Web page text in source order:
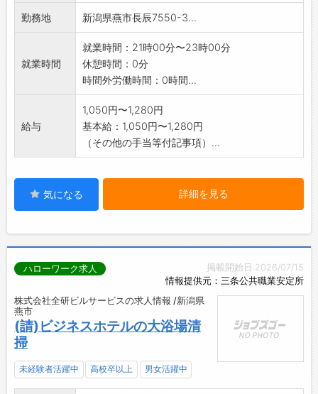
勤務地 新潟県燕市長辰7550-3...
就業時間
就業時間：21時00分〜23時00分
休憩時間：0分
時間外労働時間：0時間...
給与
1,050円〜1,280円
基本給：1,050円〜1,280円
（その他の手当等付記事項）...
気になる 詳細を見る
掲載開始日:2026/07/15
情報提供元：三条公共職業安定所
ハローワーク求人
株式会社全研ビルサービスの求人情報 /新潟県
燕市
(請)ビジネスホテルの大浴場清
掃
未経験者活躍中 高校卒以上 男女活躍中